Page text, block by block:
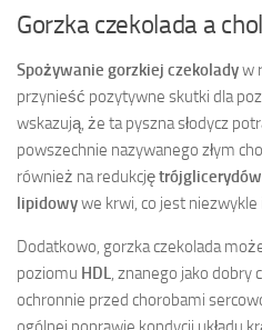
Gorzka czekolada a
Spożywanie gorzkiej czekoladyw
przynieść pozytywne skutki dla
wskazują, że ta pyszna słodycz
powszechnie nazywanego złym
również na redukcjętrójglicerydów
lipidowywe krwi, co jest niezwykle
Dodatkowo, gorzka czekolada
poziomu HDL , znanego jako dobry
ochronnie przed chorobami